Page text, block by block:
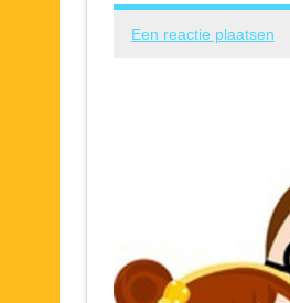
Een reactie plaatsen